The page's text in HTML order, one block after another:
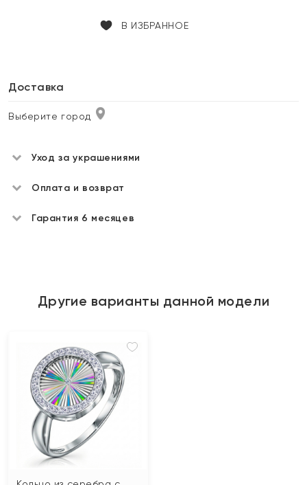
В ИЗБРАННОЕ
Доставка
Выберите город
Уход за украшениями
Оплата и возврат
Гарантия 6 месяцев
Другие варианты данной модели